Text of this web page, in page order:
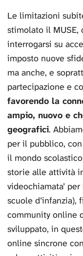
Le limitazioni
stimolato il
interrogarsi su
imposto nuove
ma anche, e
partecipazione e
favorendo la
ampio, nuovo e
geografici.
per il pubblico,
il mondo
storie alle attività
videochiamata’
scuole d’infanzia),
community online
sviluppato, in
online sincrone